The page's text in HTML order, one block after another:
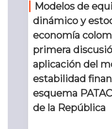
Modelos de
dinámico y
economía
primera
aplicación del
estabilidad
esquema
de la República